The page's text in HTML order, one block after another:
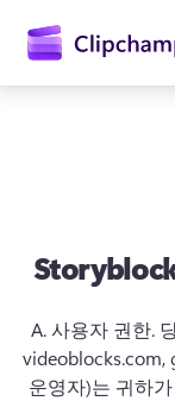
로
A. 사용자 권한.
videoblocks.com,
운영자)는 귀하